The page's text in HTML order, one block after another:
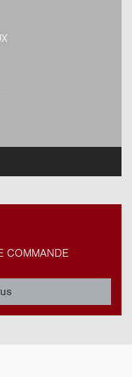
COMMANDE